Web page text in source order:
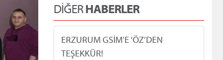
DİĞERHABERLER
ERZURUM GSİM’E ‘ÖZ’DEN
TEŞEKKÜR!